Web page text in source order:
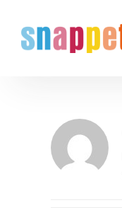
content